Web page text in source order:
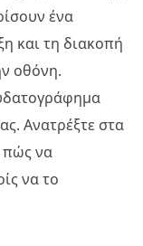
ένα
και τη διακοπή
οθόνη.
Ανατρέξτε στα
πώς να
να το